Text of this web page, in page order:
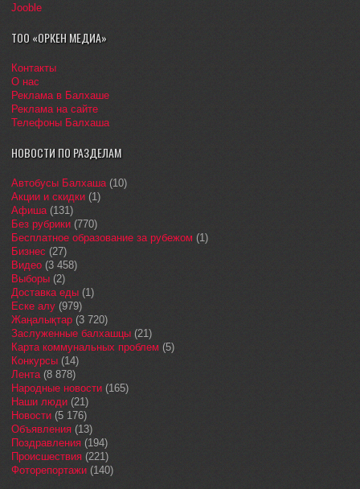
Jooble
ТОО «ОРКЕН МЕДИА»
Контакты
О нас
Реклама в Балхаше
Реклама на сайте
Телефоны Балхаша
НОВОСТИ ПО РАЗДЕЛАМ
Автобусы Балхаша(10)
Акции и скидки (1)
Афиша(131)
Без рубрики (770)
Бесплатное образование за рубежом (1)
Бизнес (27)
Видео (3 458)
Выборы (2)
Доставка еды (1)
Еске алу (979)
Жаңалықтар (3 720)
Заслуженные балхашцы (21)
Карта коммунальных проблем (5)
Конкурсы (14)
Лента(8 878)
Народные новости (165)
Наши люди (21)
Новости (5 176)
Объявления (13)
Поздравления (194)
Происшествия (221)
Фоторепортажи (140)